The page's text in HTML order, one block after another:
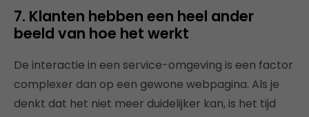
7. Klanten hebben een heel ander
beeld van hoe het werkt
De interactie in een service-omgeving is een factor
complexer dan op een gewone webpagina. Als je
denkt dat het niet meer duidelijker kan, is het tijd